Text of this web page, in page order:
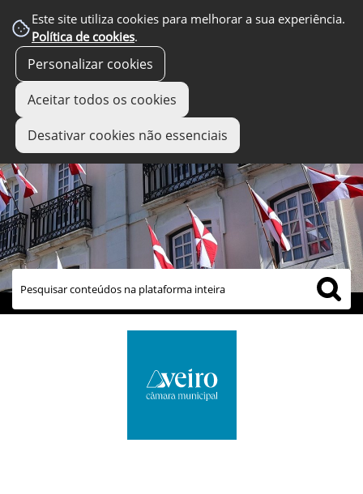
Este site utiliza cookies para melhorar a sua experiência.
Política de cookies.
Personalizar cookies
Aceitar todos os cookies
Desativar cookies não essenciais
links úteis